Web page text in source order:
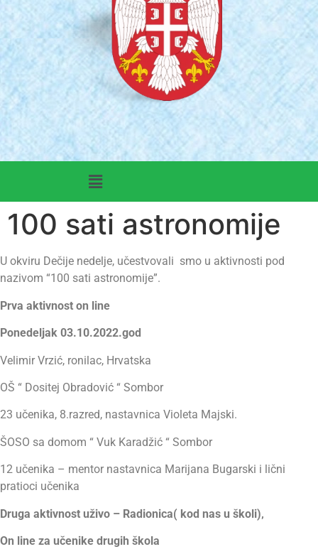
100 sati astronomije
U okviru Dečije nedelje, učestvovali smo u aktivnosti pod
nazivom “100 sati astronomije”.
Prva aktivnost on line
Ponedeljak 03.10.2022.god
Velimir Vrzić, ronilac, Hrvatska
OŠ “ Dositej Obradović “ Sombor
23 učenika, 8.razred, nastavnica Violeta Majski.
ŠOSO sa domom “ Vuk Karadžić “ Sombor
12 učenika – mentor nastavnica Marijana Bugarski i lični
pratioci učenika
Druga aktivnost uživo – Radionica( kod nas u školi)‚
On line za učenike drugih škola